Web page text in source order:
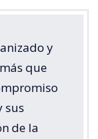
y
que
sus
de la